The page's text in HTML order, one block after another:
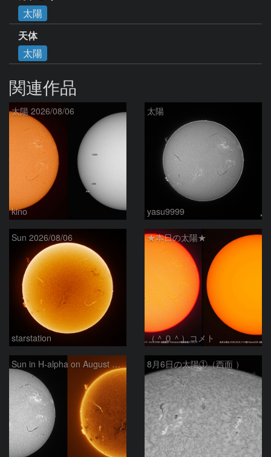
太陽
天体
太陽
関連作品
太陽 2026/08/06
kino
太陽
yasu9999
Sun 2026/08/06
starstation
★本日の太陽★
（＾０＾）コメト
Sun in H-alpha on August 6, 2026 8月6日の太陽①（西面 ）